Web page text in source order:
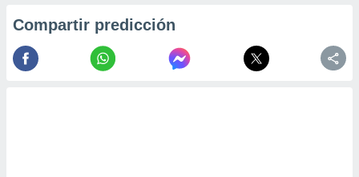
Compartir predicción